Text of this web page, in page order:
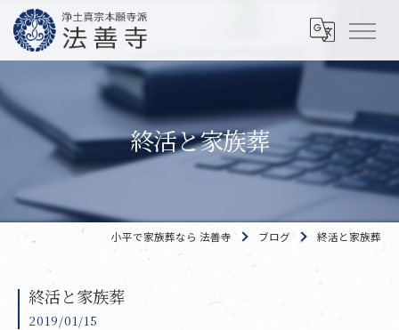
終活と家族葬
小平で家族葬なら 法善寺 ブログ 終活と家族葬
終活と家族葬
2019/01/15